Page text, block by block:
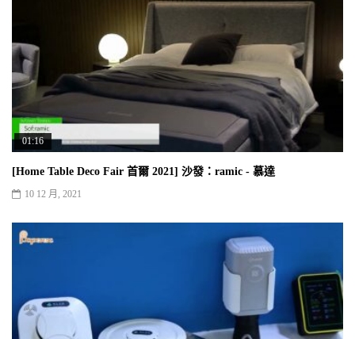
01:16
[Home Table Deco Fair 首爾 2021] 沙發：ramic - 慕達
10 12 月, 2021